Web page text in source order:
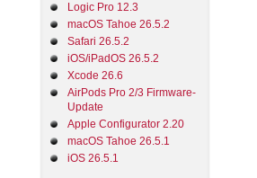
Logic Pro 12.3
macOS Tahoe 26.5.2
Safari 26.5.2
iOS/iPadOS 26.5.2
Xcode 26.6
AirPods Pro 2/3 Firmware-
Update
Apple Configurator 2.20
macOS Tahoe 26.5.1
iOS 26.5.1